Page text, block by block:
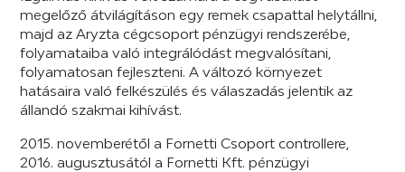
megelőző átvilágításon egy remek csapattal helytállni,
majd az Aryzta cégcsoport pénzügyi rendszerébe,
folyamataiba való integrálódást megvalósítani,
folyamatosan fejleszteni. A változó környezet
hatásaira való felkészülés és válaszadás jelentik az
állandó szakmai kihívást.
2015. novemberétől a Fornetti Csoport controllere,
2016. augusztusától a Fornetti Kft. pénzügyi